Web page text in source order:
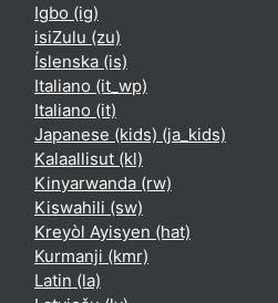
Igbo ‎(ig)‎
isiZulu ‎(zu)‎
Íslenska ‎(is)‎
Italiano ‎(it_wp)‎
Italiano ‎(it)‎
Japanese (kids) ‎(ja_kids)‎
Kalaallisut ‎(kl)‎
Kinyarwanda ‎(rw)‎
Kiswahili ‎(sw)‎
Kreyòl Ayisyen ‎(hat)‎
Kurmanji ‎(kmr)‎
Latin ‎(la)‎